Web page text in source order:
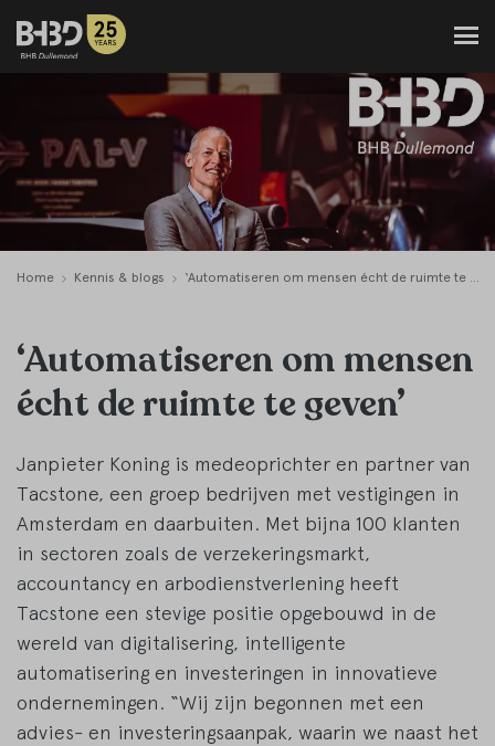
Home Kennis & blogs ‘Automatiseren om mensen écht de ruimte te geven’
‘Automatiseren om mensen
écht de ruimte te geven’
Janpieter Koning is medeoprichter en partner van
Tacstone, een groep bedrijven met vestigingen in
Amsterdam en daarbuiten. Met bijna 100 klanten
in sectoren zoals de verzekeringsmarkt,
accountancy en arbodienstverlening heeft
Tacstone een stevige positie opgebouwd in de
wereld van digitalisering, intelligente
automatisering en investeringen in innovatieve
ondernemingen. “Wij zijn begonnen met een
advies- en investeringsaanpak, waarin we naast het